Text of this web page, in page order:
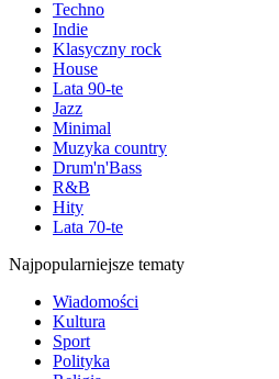
Techno
Indie
Klasyczny rock
House
Lata 90-te
Jazz
Minimal
Muzyka country
Drum'n'Bass
R&B
Hity
Lata 70-te
Najpopularniejsze tematy
Wiadomości
Kultura
Sport
Polityka